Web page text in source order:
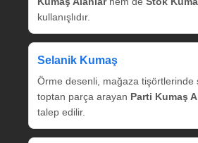
kullanışlıdır.
Selanik Kumaş
Örme desenli, mağaza tişörtlerinde
toptan parça arayan Parti Kumaş
talep edilir.